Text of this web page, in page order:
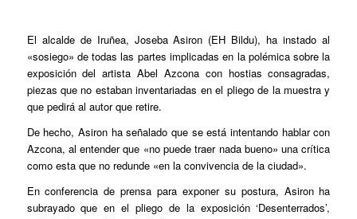
El alcalde de Iruñea, Joseba Asiron (EH Bildu), ha instado al
«sosiego» de todas las partes implicadas en la polémica sobre la
exposición del artista Abel Azcona con hostias consagradas,
piezas que no estaban inventariadas en el pliego de la muestra y
que pedirá al autor que retire.
De hecho, Asiron ha señalado que se está intentando hablar con
Azcona, al entender que «no puede traer nada bueno» una crítica
como esta que no redunde «en la convivencia de la ciudad».
En conferencia de prensa para exponer su postura, Asiron ha
subrayado que en el pliego de la exposición ‘Desenterrados’,